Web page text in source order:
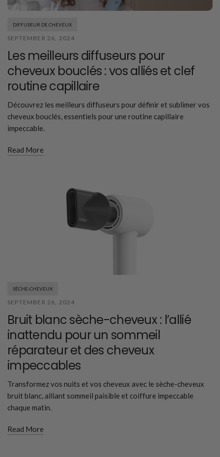
DIFFUSEUR DE CHEVEUX
SEPTEMBER 26, 2024
Les meilleurs diffuseurs pour
cheveux bouclés : vos alliés et clef
routine capillaire
Découvrez les meilleurs diffuseurs pour définir et sublimer vos
cheveux bouclés, essentiels pour une routine capillaire
impeccable.
Read More
SÈCHE-CHEVEUX
SEPTEMBER 26, 2024
Bruit blanc sèche-cheveux : l’allié
inattendu pour un sommeil
réparateur et des cheveux
impeccables
Transformez vos nuits et vos cheveux avec le sèche-cheveux
bruit blanc, alliant sommeil paisible et coiffure impeccable
chaque matin.
Read More